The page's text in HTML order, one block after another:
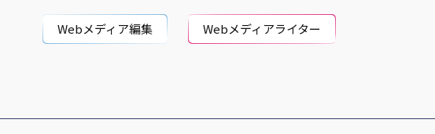
Webメディア編集 Webメディアライター